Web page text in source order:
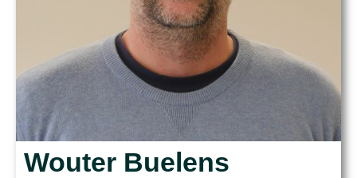
Wouter Buelens